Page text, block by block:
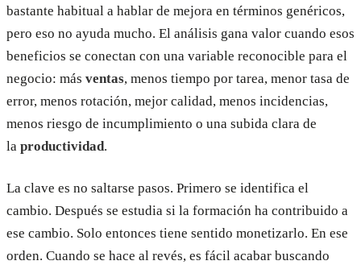
bastante habitual a hablar de mejora en términos genéricos,
pero eso no ayuda mucho. El análisis gana valor cuando esos
beneficios se conectan con una variable reconocible para el
negocio: más ventas, menos tiempo por tarea, menor tasa de
error, menos rotación, mejor calidad, menos incidencias,
menos riesgo de incumplimiento o una subida clara de
la productividad.
La clave es no saltarse pasos. Primero se identifica el
cambio. Después se estudia si la formación ha contribuido a
ese cambio. Solo entonces tiene sentido monetizarlo. En ese
orden. Cuando se hace al revés, es fácil acabar buscando